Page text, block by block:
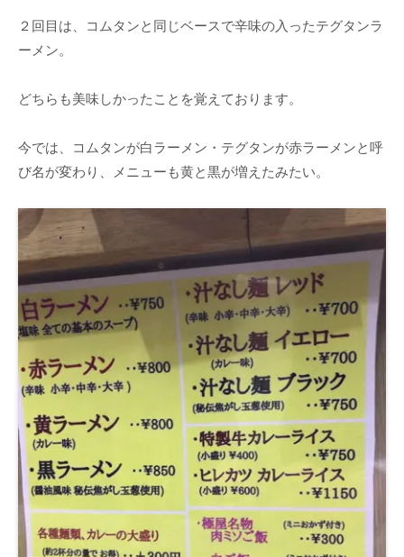
２回目は、コムタンと同じベースで辛味の入ったテグタンラ
ーメン。
どちらも美味しかったことを覚えております。
今では、コムタンが白ラーメン・テグタンが赤ラーメンと呼
び名が変わり、メニューも黄と黒が増えたみたい。